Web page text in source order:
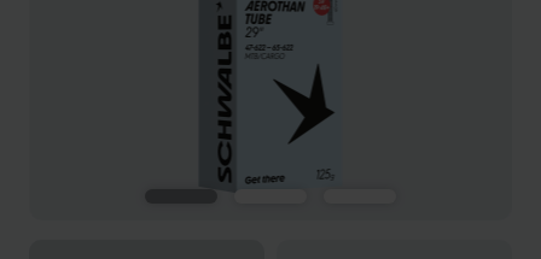
GRÖSSENBEZEICHNUNG
ALBERT